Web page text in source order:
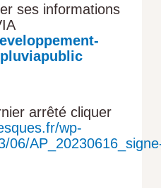
ses informations
arrêté cliquer
wp-
06/